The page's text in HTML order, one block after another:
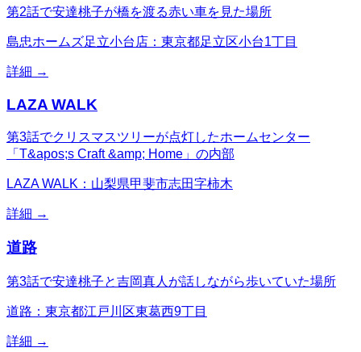
第2話で安達桃子が橋を渡る赤い車を見た場所
島忠ホームズ足立小台店：東京都足立区小台1丁目
詳細 →
LAZA WALK
第3話でクリスマスツリーが点灯したホームセンター
「T&apos;s Craft &amp; Home」の内部
LAZA WALK：山梨県甲斐市志田字柿木
詳細 →
道路
第3話で安達桃子と吉岡真人が話しながら歩いていた場所
道路：東京都江戸川区東葛西9丁目
詳細 →